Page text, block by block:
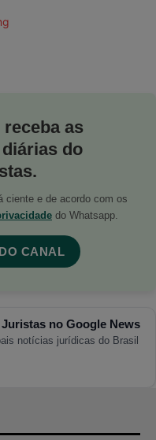
as
do
ciente e de acordo com os
do Whatsapp.
CANAL
no Google News
notícias jurídicas do Brasil